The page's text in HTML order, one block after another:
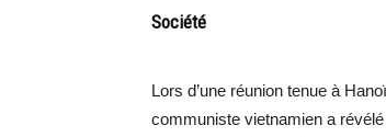
Société
Lors d’une réunion tenue à
communiste vietnamien a